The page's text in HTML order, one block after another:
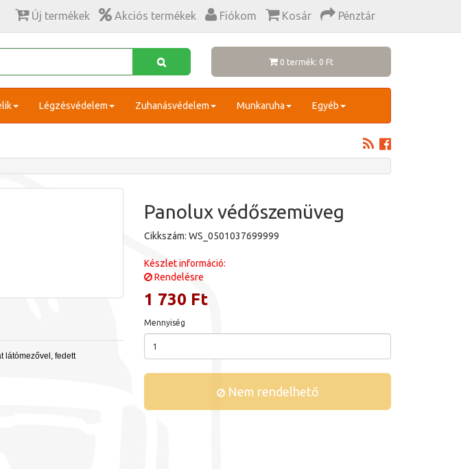
Új termékek Akciós termékek Fiókom Kosár Pénztár
0 termék: 0 Ft
Légzésvédelem Zuhanásvédelem Munkaruha Egyéb
látómezővel, fedett
Panolux védőszemüveg
Cikkszám: WS_0501037699999
Készlet információ:
Rendelésre
1 730 Ft
Mennyiség
Nem rendelhető